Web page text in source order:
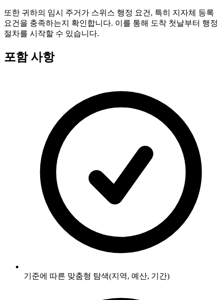
또한 귀하의 임시 주거가 스위스 행정 요건, 특히 지자체 등록
요건을 충족하는지 확인합니다. 이를 통해 도착 첫날부터 행정
절차를 시작할 수 있습니다.
포함 사항
기준에 따른 맞춤형 탐색(지역, 예산, 기간)